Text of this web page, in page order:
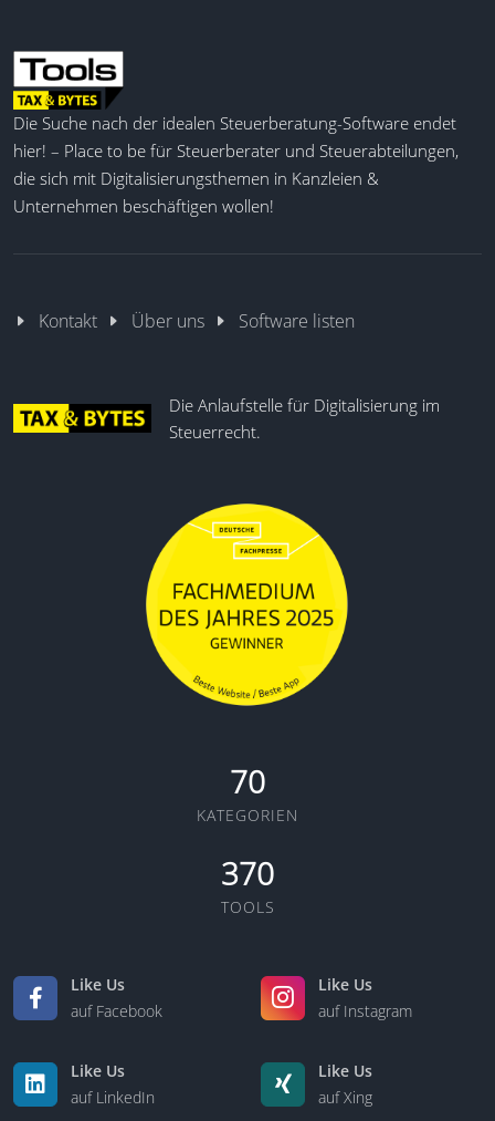
Die Suche nach der idealen Steuerberatung-Software endet
hier! – Place to be für Steuerberater und Steuerabteilungen,
die sich mit Digitalisierungsthemen in Kanzleien &
Unternehmen beschäftigen wollen!
Kontakt Über uns Software listen
Die Anlaufstelle für Digitalisierung im
Steuerrecht.
70
KATEGORIEN
370
TOOLS
Like Us
auf Facebook
Like Us
auf Instagram
Like Us
auf LinkedIn
Like Us
auf Xing